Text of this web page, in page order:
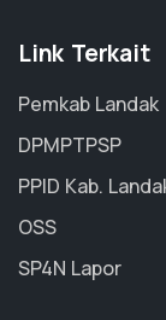
Link Terkait
Pemkab Landak
DPMPTPSP
PPID Kab.
OSS
SP4N Lapor